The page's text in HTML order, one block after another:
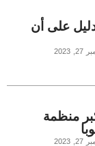
على أن
2023
منظمة
2023